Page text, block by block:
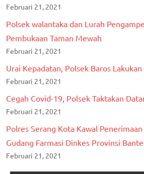
Februari 21, 2021
Polsek walantaka dan Lurah
Pembukaan Taman Mewah
Februari 21, 2021
Urai Kepadatan, Polsek Baros
Februari 21, 2021
Cegah Covid-19, Polsek Taktakan
Februari 21, 2021
Polres Serang Kota Kawal
Gudang Farmasi Dinkes Provinsi
Februari 21, 2021